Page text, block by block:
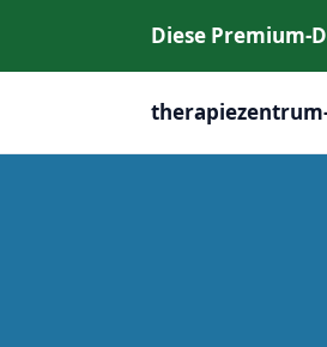
Diese